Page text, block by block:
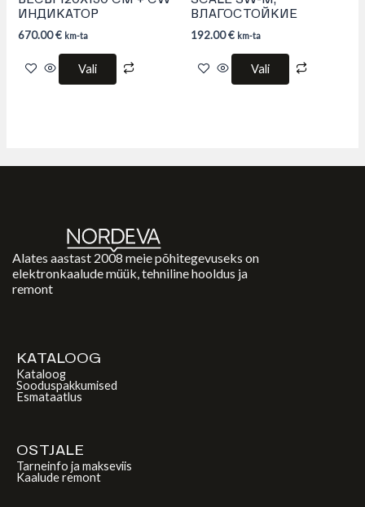
ИНДИКАТОР
670.00€ km-ta
Vali
ВЛАГОСТОЙКИЕ
192.00€ km-ta
Vali
Alates aastast 2008 meie põhitegevuseks on
elektronkaalude müük, tehniline hooldus ja
remont
KATALOOG
Kataloog
Sooduspakkumised
Esmataatlus
OSTJALE
Tarneinfo ja makseviis
Kaalude remont